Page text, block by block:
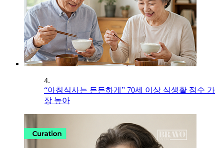
4.
“아침식사는 든든하게” 70세 이상 식생활 점수 가
장 높아